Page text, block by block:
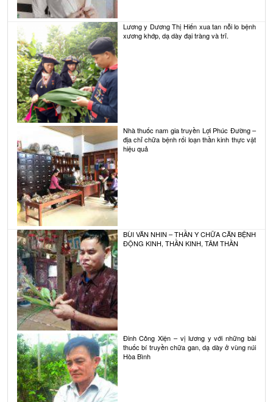
Lương y Dương Thị Hiến xua tan nỗi lo bệnh
xương khớp, dạ dày đại tràng và trĩ.
Nhà thuốc nam gia truyền Lợi Phúc Đường –
địa chỉ chữa bệnh rối loạn thần kinh thực vật
hiệu quả
BÙI VĂN NHIN – THẦN Y CHỮA CĂN BỆNH
ĐỘNG KINH, THẦN KINH, TÂM THẦN
Đinh Công Xiện – vị lương y với những bài
thuốc bí truyền chữa gan, dạ dày ở vùng núi
Hòa Bình